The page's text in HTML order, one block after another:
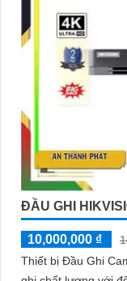
ĐẦU GHI
10,000,000 ₫
Thiết bị Đầu Ghi